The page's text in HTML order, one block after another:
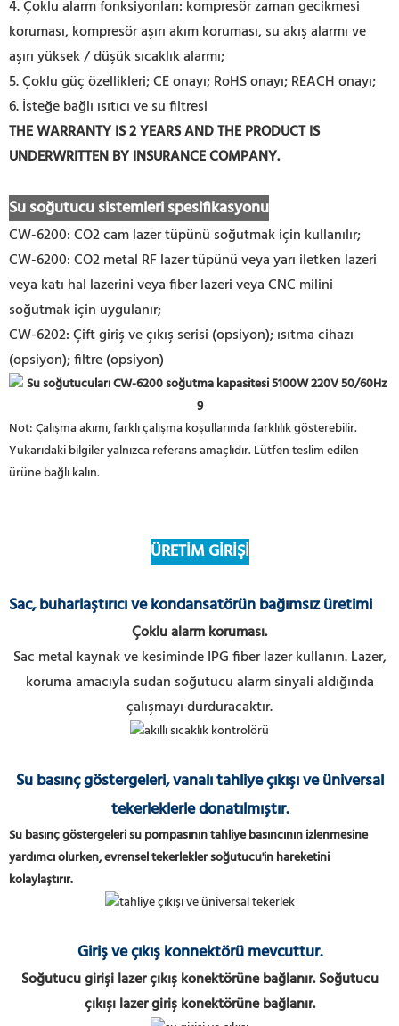
4. Çoklu alarm fonksiyonları: kompresör zaman gecikmesi
koruması, kompresör aşırı akım koruması, su akış alarmı ve
aşırı yüksek / düşük sıcaklık alarmı;
5. Çoklu güç özellikleri; CE onayı; RoHS onayı; REACH onayı;
6. İsteğe bağlı ısıtıcı ve su filtresi
THE WARRANTY IS 2 YEARS AND THE PRODUCT IS
UNDERWRITTEN BY INSURANCE COMPANY.
Su soğutucu sistemleri spesifikasyonu
CW-6200: CO2 cam lazer tüpünü soğutmak için kullanılır;
CW-6200: CO2 metal RF lazer tüpünü veya yarı iletken lazeri
veya katı hal lazerini veya fiber lazeri veya CNC milini
soğutmak için uygulanır;
CW-6202: Çift giriş ve çıkış serisi (opsiyon); ısıtma cihazı
(opsiyon); filtre (opsiyon)
Not: Çalışma akımı, farklı çalışma koşullarında farklılık gösterebilir.
Yukarıdaki bilgiler yalnızca referans amaçlıdır. Lütfen teslim edilen
ürüne bağlı kalın.
ÜRETİM GİRİŞİ
Sac, buharlaştırıcı ve kondansatörün bağımsız üretimi
Çoklu alarm koruması.
Sac metal kaynak ve kesiminde IPG fiber lazer kullanın.Lazer,
koruma amacıyla sudan soğutucu alarm sinyali aldığında
çalışmayı durduracaktır.
Su basınç göstergeleri, vanalı tahliye çıkışı ve üniversal
tekerleklerle donatılmıştır.
Su basınç göstergeleri su pompasının tahliye basıncının izlenmesine
yardımcı olurken, evrensel tekerlekler soğutucu'in hareketini
kolaylaştırır.
Giriş ve çıkış konnektörü mevcuttur.
Soğutucu girişi lazer çıkış konektörüne bağlanır. Soğutucu
çıkışı lazer giriş konektörüne bağlanır.